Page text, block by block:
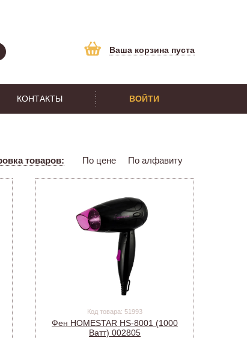
Ваша корзина пуста
КОНТАКТЫ ВОЙТИ
товаров: По цене По алфавиту
Код товара: 51993
Фен HOMESTAR HS-8001 (1000
Ватт) 002805